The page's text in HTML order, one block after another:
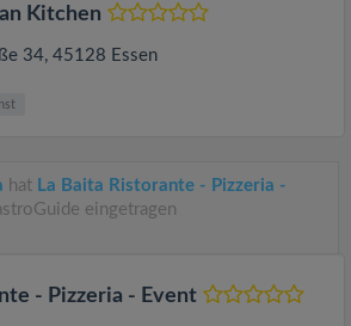
Kitchen
34, 45128 Essen
hat La Baita Ristorante - Pizzeria -
eingetragen
- Pizzeria - Event